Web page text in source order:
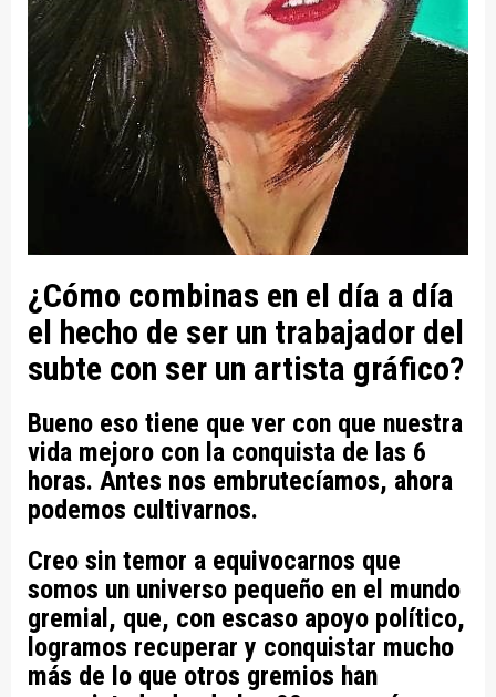
¿Cómo combinas en el día a día
el hecho de ser un trabajador del
subte con ser un artista gráfico?
Bueno eso tiene que ver con que nuestra
vida mejoro con la conquista de las 6
horas. Antes nos embrutecíamos, ahora
podemos cultivarnos.
Creo sin temor a equivocarnos que
somos un universo pequeño en el mundo
gremial, que, con escaso apoyo político,
logramos recuperar y conquistar mucho
más de lo que otros gremios han